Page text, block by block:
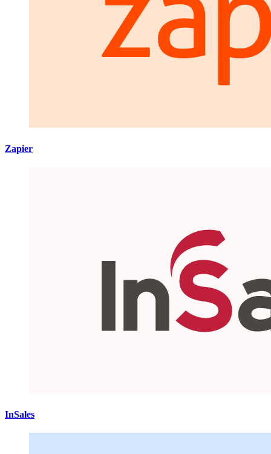
Zapier
InSales